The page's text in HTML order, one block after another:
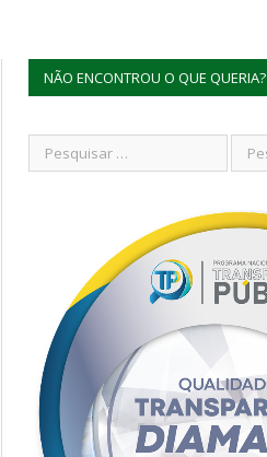
NÃO ENCONTROU O QUE QUERIA?